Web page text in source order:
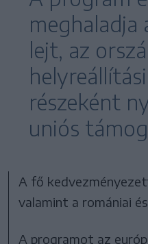
meghaladja
lejt, az
részeként
uniós
A fő
valamint a romániai
A programot az